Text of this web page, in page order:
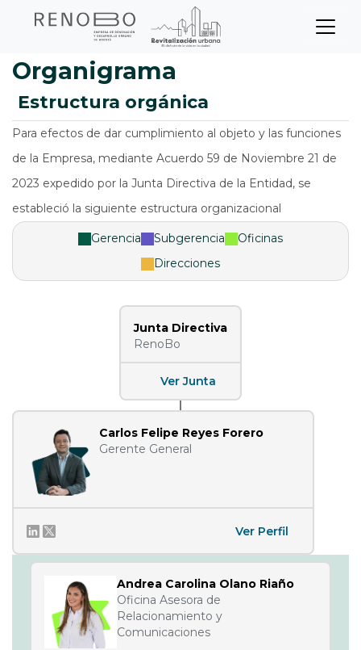
principal
Sitio Web Empresa de
Organigrama
estructura orgánica
Para efectos de dar cumplimiento al objeto y las funciones
de la Empresa, mediante Acuerdo 59 de Noviembre 21 de
2023 expedido por la Junta Directiva de la Entidad, se
estableció la siguiente estructura organizacional
Gerencia Subgerencia
Oficinas
Direcciones
Junta Directiva
RenoBo
Ver Junta
Carlos Felipe Reyes Forero
Gerente General
Ver Perfil
Andrea Carolina Olano Riaño
Oficina Asesora de
Relacionamiento y
Comunicaciones